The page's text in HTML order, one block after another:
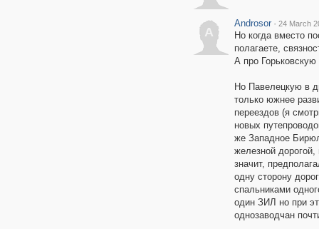
A
Androsor · 24 March
Но когда вместо
полагаете,
А про Горьковскую
Но Павелецкую в
только южнее
переездов (я
новых
же Западное
железной
значит,
одну сторону
спальниками
один ЗИЛ но при
однозаводчан